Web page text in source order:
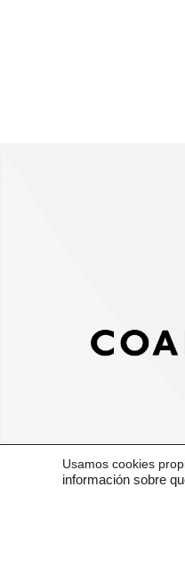
MAPA WEB
Usamos cookies
información sobre